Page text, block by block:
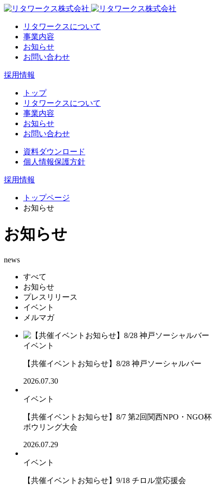
リタワークスについて
事業内容
お知らせ
お問い合わせ
採用情報
トップ
リタワークスについて
事業内容
お知らせ
お問い合わせ
資料ダウンロード
個人情報保護方針
採用情報
トップページ
お知らせ
お知らせ
news
すべて
お知らせ
プレスリリース
イベント
メルマガ
イベント
【共催イベントお知らせ】8/28 神戸ソーシャルバー
2026.07.30
イベント
【共催イベントお知らせ】8/7 第2回関西NPO・NGO杯
ボウリング大会
2026.07.29
イベント
【共催イベントお知らせ】9/18 チロル堂応援会